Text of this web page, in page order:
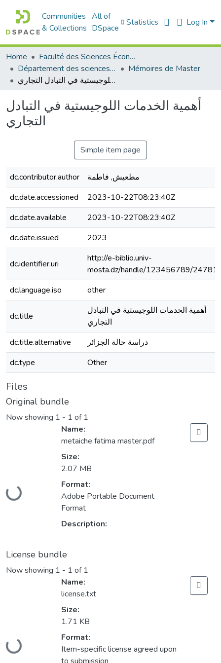
Communities
& Collections
All of
DSpace
Statistics Log In
Home
Faculté des Sciences Économiques Commerciales et des Sciences de Gestion
Département des sciences commerciales
Mémoires de Master
أهمية الخدمات اللوجيستية في التبادل التجاري
أهمية الخدمات اللوجيستية في التبادل
التجاري
Simple item page
dc.contributor.author
مطعيش, فاطمة
dc.date.accessioned
2023-10-22T08:23:40Z
dc.date.available
2023-10-22T08:23:40Z
dc.date.issued
2023
dc.identifier.uri
http://e-biblio.univ-
mosta.dz/handle/123456789/24781
dc.language.iso
other
dc.title
أهمية الخدمات اللوجيستية في التبادل
التجاري
dc.title.alternative
دراسة حالة الجزائر
dc.type
Other
Files
Original bundle
Now showing 1 - 1 of 1
Loading...
Name:
metaiche fatima master.pdf
Size:
2.07 MB
Format:
Adobe Portable Document
Format
Description:
License bundle
Now showing 1 - 1 of 1
Loading...
Name:
license.txt
Size:
1.71 KB
Format:
Item-specific license agreed upon